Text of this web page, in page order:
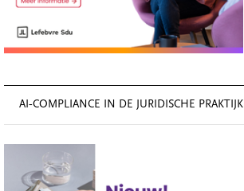
AI‑COMPLIANCE IN DE JURIDISCHE PRAKTIJK